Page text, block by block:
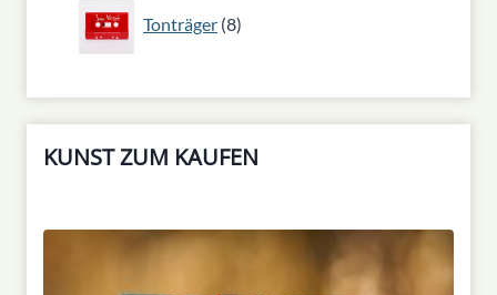
Tonträger 8
8
Produkte
KUNST ZUM KAUFEN